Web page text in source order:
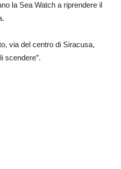
la Sea Watch a riprendere il
via del centro di Siracusa,
scendere”.